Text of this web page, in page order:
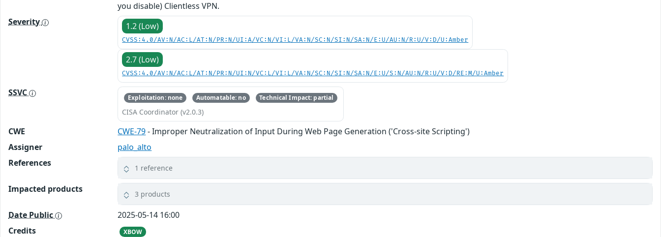
you disable) Clientless VPN.
Severity
1.2 (Low)
CVSS:4.0/AV:N/AC:L/AT:N/PR:N/UI:A/VC:N/VI:L/VA:N/SC:N/SI:N/SA:N/E:U/AU:N/R:U/V:D/U:Amber
2.7 (Low)
CVSS:4.0/AV:N/AC:L/AT:N/PR:N/UI:N/VC:L/VI:L/VA:N/SC:N/SI:N/SA:N/E:U/S:N/AU:N/R:U/V:D/RE:M/U:Amber
SSVC Exploitation: none Automatable: no Technical Impact: partial
CISA Coordinator (v2.0.3)
CWE CWE-79- Improper Neutralization of Input During Web Page Generation ('Cross-site Scripting')
Assigner
palo_alto
References
1 reference
Impacted products 3 products
Date Public
2025-05-14 16:00
Credits
XBOW